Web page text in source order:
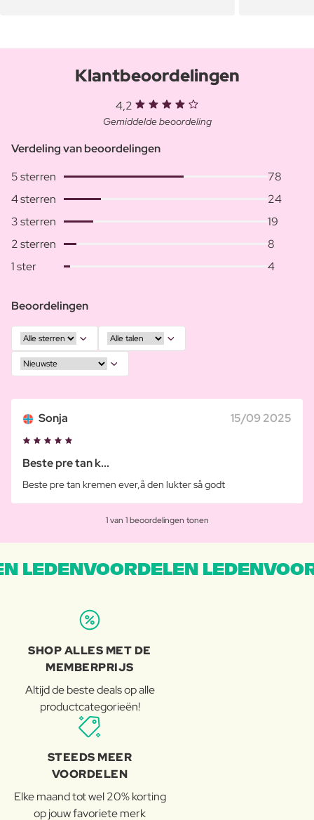
Klantbeoordelingen
4,2
Gemiddelde beoordeling
Verdeling van beoordelingen
5 sterren
78
4 sterren
24
3 sterren
19
2 sterren
8
1 ster
4
Beoordelingen
Sonja 15/09 2025
Beste pre tan k...
Beste pre tan kremen ever,å den lukter så godt
1 van 1 beoordelingen tonen
LEDENVOORDELEN
SHOP ALLES MET DE
MEMBERPRIJS
Altijd de beste deals op alle
productcategorieën!
STEEDS MEER
VOORDELEN
Elke maand tot wel 20% korting
op jouw favoriete merk